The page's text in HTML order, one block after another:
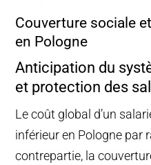
Couverture sociale
en Pologne
Anticipation du
et protection des
Le coût global d’un
inférieur en Pologne par
contrepartie, la